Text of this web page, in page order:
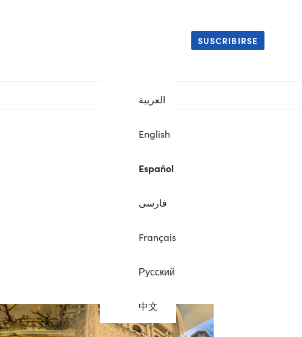
العربية
English
Español
فارسی
Français
Русский
中文
SUSCRIBIRSE